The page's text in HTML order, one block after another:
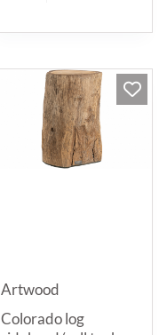
Artwood
Colorado log